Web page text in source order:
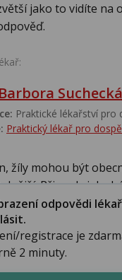
jako to vidíte na
Suchecká
Praktické lékařství pro
Praktický lékař pro
žíly mohou být
Při erekci
odpovědi
registrace je
2 minuty.